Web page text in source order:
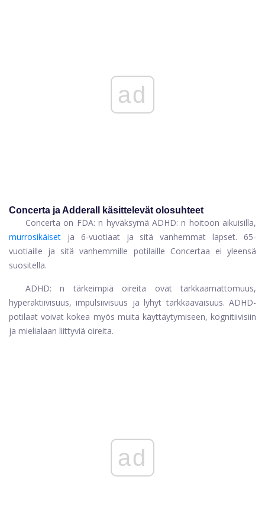
ad
Concerta ja Adderall käsittelevät olosuhteet
Concerta on FDA: n hyväksymä ADHD: n hoitoon aikuisilla,
murrosikäiset ja 6-vuotiaat ja sitä vanhemmat lapset. 65-
vuotiaille ja sitä vanhemmille potilaille Concertaa ei yleensä
suositella.
ADHD: n tärkeimpiä oireita ovat tarkkaamattomuus,
hyperaktiivisuus, impulsiivisuus ja lyhyt tarkkaavaisuus. ADHD-
potilaat voivat kokea myös muita käyttäytymiseen, kognitiivisiin
ja mielialaan liittyviä oireita.
ad